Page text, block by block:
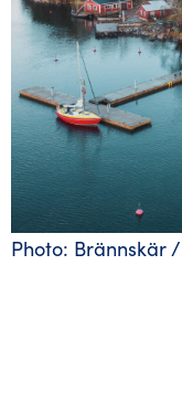
Photo: Brännskär